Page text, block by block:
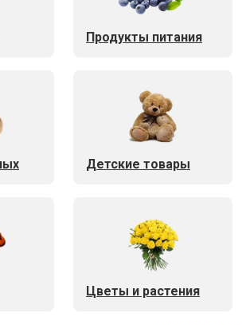
Продукты питания
Детские товары
Цветы и растения